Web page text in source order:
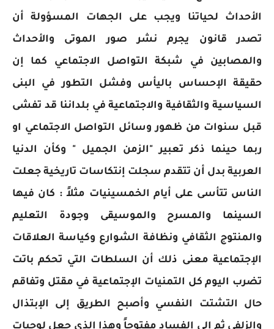
الأحداث لحياتنا ويجب على الجهات المسؤولة أن
تصدر قانون يجرم نشر صور الموتى والأحداث
والمصابين في شبكة التواصل الاجتماعي كما إن
حقيقة الإحساس باليأس وفشل التطور في البنى
السياسية والثقافية والاجتماعية في بلداننا قد تفشى
قبل سنوات من ظهور وسائل التواصل الاجتماعي او
ربما حينما ذكر تعبير "الزمن الجميل " وكأن الدنيا
العربية بدل أن تتقدم سجلت إنتكاسات تاريخية جعلت
الناس تتأسى على أيام الخمسينيات مثلاً : كان فيها
السينما والمسرح والموسيقى وجودة التعليم
والمنتوج الثقافي ونظافة الشوارع وكياسة العلاقات
الإجتماعية معنى ذلك أن السلطات التي تحكم باتت
تضرب اليوم كل التمنيات الإجتماعية في مقتل وتفاقم
حال التشتت النفسي وأصبح الطريق إلى الإبتذال
والزلفى ثم إلى الفساد مفتوحاً وهذا الذي جعل لوجبات